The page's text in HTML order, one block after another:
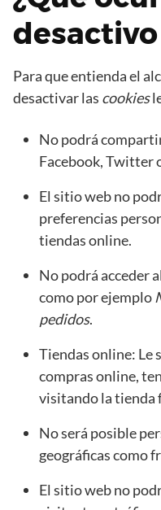
Para que entienda el
desactivar las cookies
No podrá
Facebook, Twitter
El sitio web no
preferencias
tiendas online.
No podrá acceder
como por ejemplo
pedidos.
Tiendas online: Le
compras online,
visitando la tienda
No será posible
geográficas como
El sitio web no